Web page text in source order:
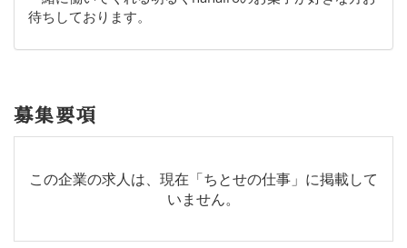
待ちしております。
募集要項
この企業の求人は、現在「ちとせの仕事」に掲載して
いません。